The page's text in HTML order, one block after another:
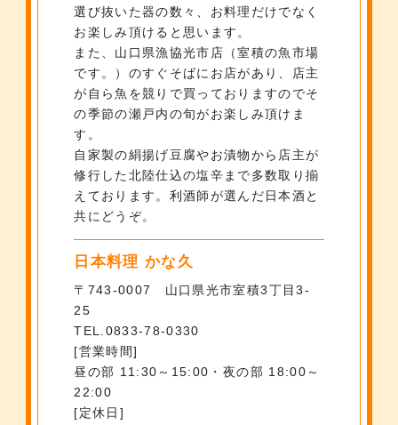
選び抜いた器の数々、お料理だけでなく
お楽しみ頂けると思います。
また、山口県漁協光市店（室積の魚市場
です。）のすぐそばにお店があり、店主
が自ら魚を競りで買っておりますのでそ
の季節の瀬戸内の旬がお楽しみ頂けま
す。
自家製の絹揚げ豆腐やお漬物から店主が
修行した北陸仕込の塩辛まで多数取り揃
えております。利酒師が選んだ日本酒と
共にどうぞ。
日本料理 かな久
〒743-0007 山口県光市室積3丁目3-
25
TEL.0833-78-0330
営業時間
昼の部 11:30～15:00・夜の部 18:00～
22:00
定休日